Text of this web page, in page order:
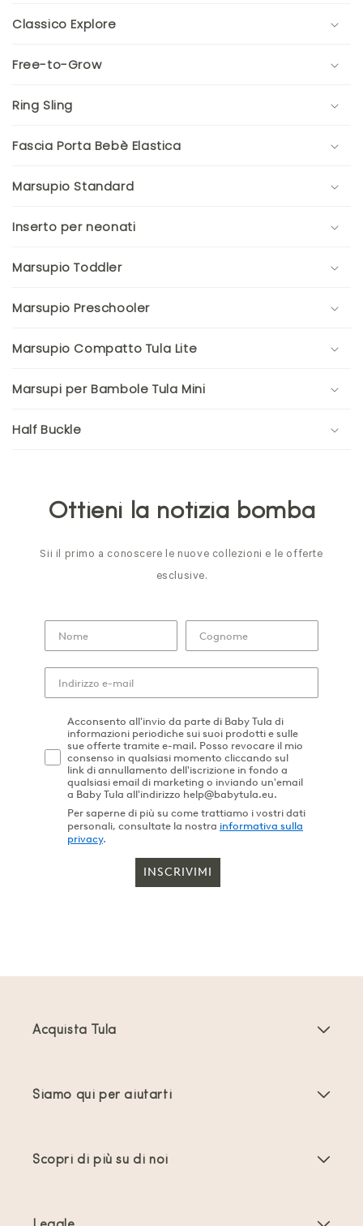
Classico Explore
Free-to-Grow
Ring Sling
Fascia Porta Bebè Elastica
Marsupio Standard
Inserto per neonati
Marsupio Toddler
Marsupio Preschooler
Marsupio Compatto Tula Lite
Marsupi per Bambole Tula Mini
Half Buckle
Ottieni la notizia bomba
Sii il primo a conoscere le nuove collezioni e le offerte
esclusive.
Acconsento all'invio da parte di Baby Tula di
informazioni periodiche sui suoi prodotti e sulle
sue offerte tramite e-mail. Posso revocare il mio
consenso in qualsiasi momento cliccando sul
link di annullamento dell'iscrizione in fondo a
qualsiasi email di marketing o inviando un'email
a Baby Tula all'indirizzo help@babytula.eu.
Per saperne di più su come trattiamo i vostri dati
personali, consultate la nostra informativa sulla
privacy.
INSCRIVIMI
Acquista Tula
Offerte e promozioni
Siamo qui per aiutarti
Scopri di più su di noi